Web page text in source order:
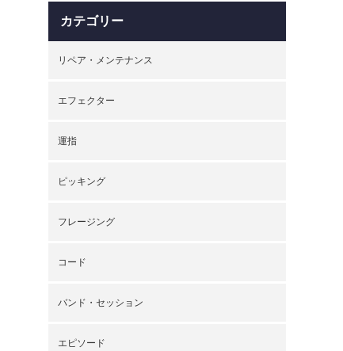
カテゴリー
リペア・メンテナンス
エフェクター
運指
ピッキング
フレージング
コード
バンド・セッション
エピソード